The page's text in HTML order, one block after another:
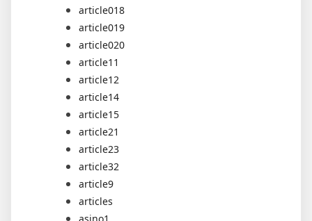
article018
article019
article020
article11
article12
article14
article15
article21
article23
article32
article9
articles
asino1